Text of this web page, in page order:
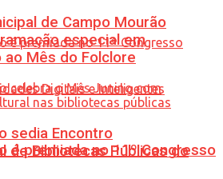
é premiada no 11º Congresso
de Campo Mourão
especial em
Mês do Folclore
sedia Encontro
de Bibliotecas Públicas do